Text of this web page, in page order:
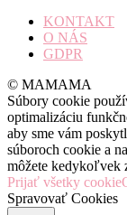
KONTAKT
O NÁS
GDPR
© MAMAMA
Súbory cookie
optimalizáciu
aby sme vám
súboroch cookie a
môžete kedykoľvek
Prijať všetky cookie
Spravovať Cookies